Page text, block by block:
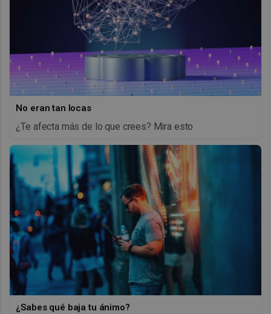
No eran tan locas
¿Te afecta más de lo que crees? Mira esto
¿Sabes qué baja tu ánimo?